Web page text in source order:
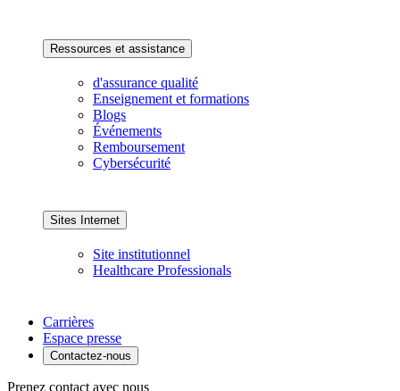
Ressources et assistance
d'assurance qualité
Enseignement et formations
Blogs
Événements
Remboursement
Cybersécurité
Sites Internet
Site institutionnel
Healthcare Professionals
Carrières
Espace presse
Contactez-nous
Prenez contact avec nous